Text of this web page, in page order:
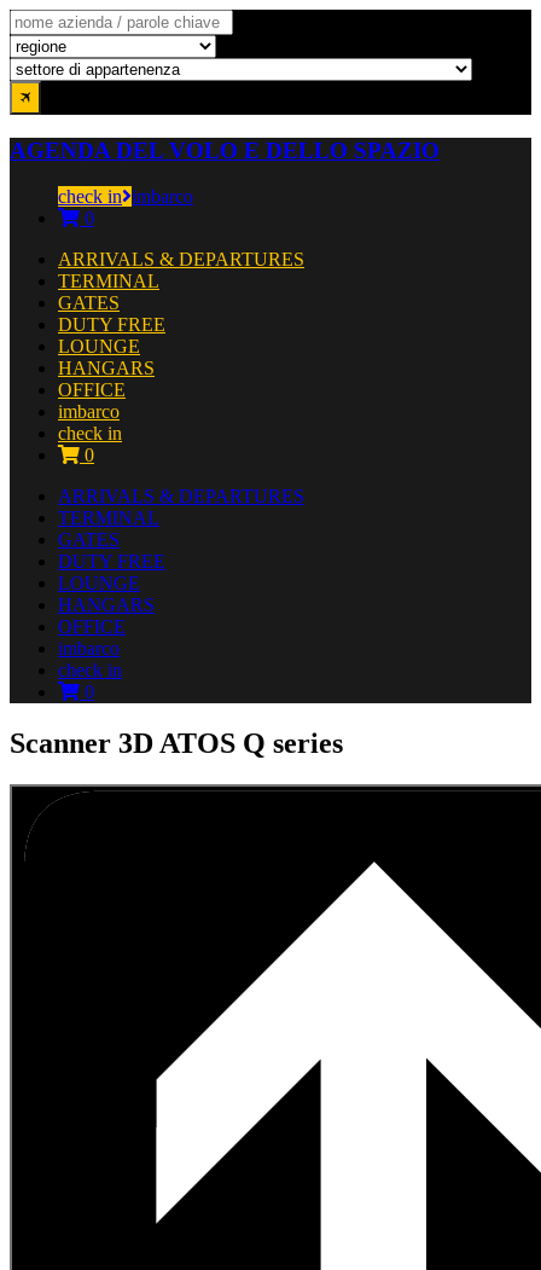
AGENDA DEL VOLO E DELLO SPAZIO
check in imbarco
0
ARRIVALS & DEPARTURES
TERMINAL
GATES
DUTY FREE
LOUNGE
HANGARS
OFFICE
imbarco
check in
0
ARRIVALS & DEPARTURES
TERMINAL
GATES
DUTY FREE
LOUNGE
HANGARS
OFFICE
imbarco
check in
0
Scanner 3D ATOS Q series